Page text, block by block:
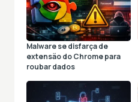
Malware se disfarça de
extensão do Chrome para
roubar dados